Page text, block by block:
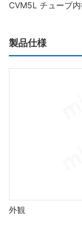
CVM5L チューブ
製品仕様
外観